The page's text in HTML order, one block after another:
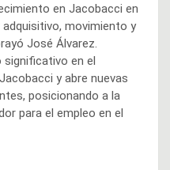
en Jacobacci en
movimiento y
José Álvarez.
significativo en el
y abre nuevas
posicionando a la
para el empleo en el